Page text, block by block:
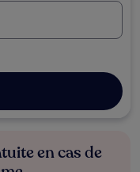
en cas de